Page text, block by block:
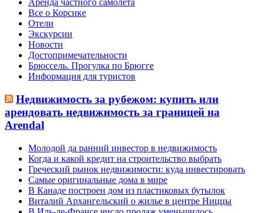
Аренда частного самолета
Все о Корсике
Отели
Экскурсии
Новости
Достопримечательности
Брюссель. Прогулка по Брюгге
Информация для туристов
Недвижимость за рубежом: купить или
арендовать недвижимость за границей на
Arendal
Молодой да ранний инвестор в недвижимость
Когда и какой кредит на строительство выбрать
Греческий рынок недвижимости: куда инвестировать
Самые оригинальные дома в мире
В Канаде построен дом из пластиковых бутылок
Виталий Архангельский о жилье в центре Ниццы